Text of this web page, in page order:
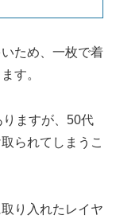
ため、一枚で着
す。
ますが、50代
られてしまうこ
り入れたレイヤ